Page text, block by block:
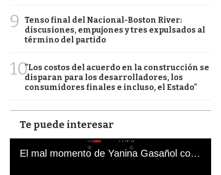
9
Tenso final del Nacional-Boston River:
discusiones, empujones y tres expulsados al
término del partido
10"Los costos del acuerdo en la construcción se
disparan para los desarrolladores, los
consumidores finales e incluso, el Estado"
Te puede interesar
El mal momento de Yanina Gasañol con un hincha argentino en "Subrayado"